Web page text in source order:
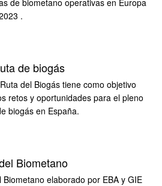
de biometano operativas en Europa
.
de biogás
del Biogás tiene como objetivo
retos y oportunidades para el pleno
biogás en España.
Biometano
Biometano elaborado por EBA y GIE